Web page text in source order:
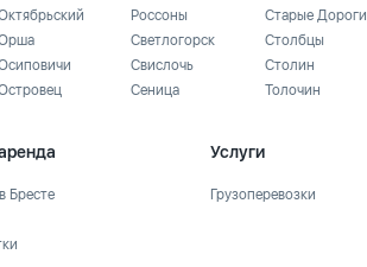
Россоны
Светлогорск
Свислочь
Сеница
Старые Дороги
Столбцы
Столин
Толочин
Бресте
Услуги
Грузоперевозки